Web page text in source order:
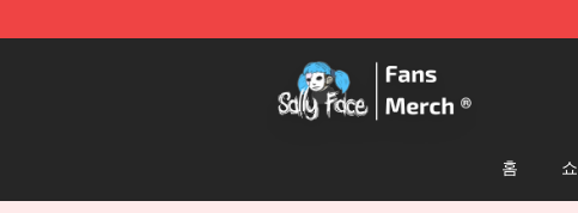
Sally Face Store - Official Sally Face Merchandise Shop
홈